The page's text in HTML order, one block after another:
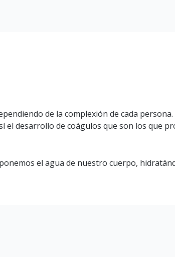
de la complexión de cada
desarrollo de coágulos que son los que
el agua de nuestro cuerpo,